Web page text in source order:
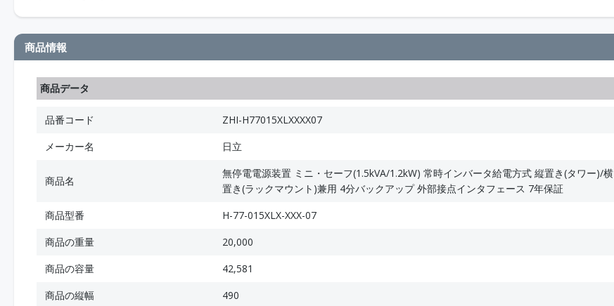
商品情報
商品データ
品番コード
ZHI-H77015XLXXXX07
メーカー名
日立
商品名
無停電電源装置 ミニ・セーフ(1.5kVA/1.2kW) 常時インバータ給電方式 縦置き(タワー)/横
置き(ラックマウント)兼用 4分バックアップ 外部接点インタフェース 7年保証
商品型番
H-77-015XLX-XXX-07
商品の重量
20,000
商品の容量
42,581
商品の縦幅
490